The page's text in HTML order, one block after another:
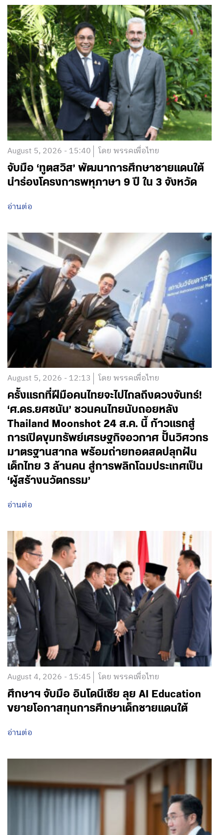
August 5, 2026 - 15:40 โดย พรรคเพื่อไทย
จับมือ ‘ทูตสวิส’ พัฒนาการศึกษาชายแดนใต้
นำร่องโครงการพหุภาษา 9 ปี ใน 3 จังหวัด
อ่านต่อ
August 5, 2026 - 12:13 โดย พรรคเพื่อไทย
ครั้งแรกที่ฝีมือคนไทยจะไปไกลถึงดวงจันทร์!
‘ศ.ดร.ยศชนัน’ ชวนคนไทยนับถอยหลัง
Thailand Moonshot 24 ส.ค. นี้ ก้าวแรกสู่
การเปิดขุมทรัพย์เศรษฐกิจอวกาศ ปั้นวิศวกร
มาตรฐานสากล พร้อมถ่ายทอดสดปลุกฝัน
เด็กไทย 3 ล้านคน สู่การพลิกโฉมประเทศเป็น
‘ผู้สร้างนวัตกรรม’
อ่านต่อ
August 4, 2026 - 15:45 โดย พรรคเพื่อไทย
ศึกษาฯ จับมือ อินโดนีเซีย ลุย AI Education
ขยายโอกาสทุนการศึกษาเด็กชายแดนใต้
อ่านต่อ